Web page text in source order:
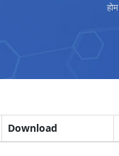
होम
Download